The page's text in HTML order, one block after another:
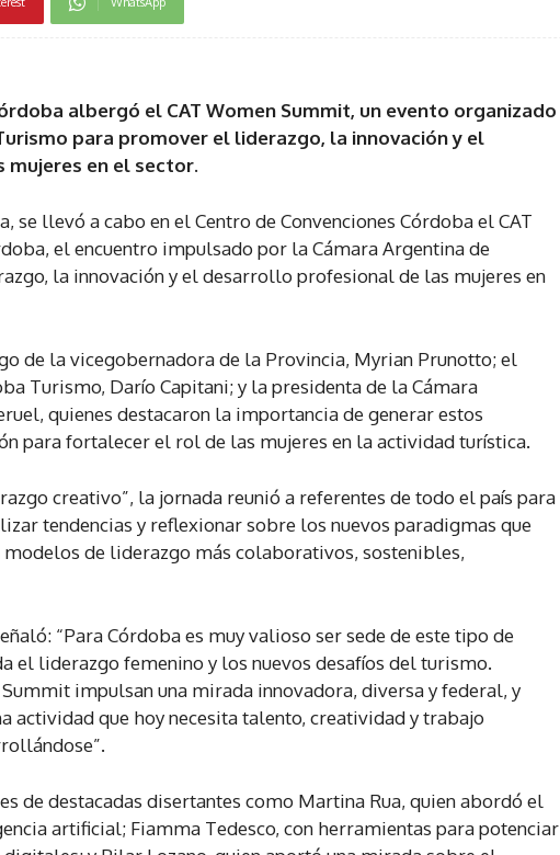
albergó el CAT Women Summit, un evento organizado
para promover el liderazgo, la innovación y el
en el sector.
se llevó a cabo en el Centro de Convenciones Córdoba el CAT
el encuentro impulsado por la Cámara Argentina de
la innovación y el desarrollo profesional de las mujeres en
de la vicegobernadora de la Provincia, Myrian Prunotto; el
Turismo, Darío Capitani; y la presidenta de la Cámara
quienes destacaron la importancia de generar estos
para fortalecer el rol de las mujeres en la actividad turística.
creativo”, la jornada reunió a referentes de todo el país para
tendencias y reflexionar sobre los nuevos paradigmas que
modelos de liderazgo más colaborativos, sostenibles,
“Para Córdoba es muy valioso ser sede de este tipo de
el liderazgo femenino y los nuevos desafíos del turismo.
impulsan una mirada innovadora, diversa y federal, y
actividad que hoy necesita talento, creatividad y trabajo
de destacadas disertantes como Martina Rua, quien abordó el
artificial; Fiamma Tedesco, con herramientas para potenciar